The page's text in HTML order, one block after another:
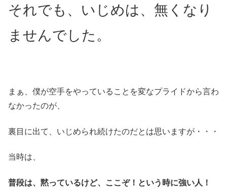
それでも、いじめは、無くなり
ませんでした。
まぁ、僕が空手をやっていることを変なプライドから言わ
なかったのが、
裏目に出て、いじめられ続けたのだとは思いますが・・・
当時は、
普段は、黙っているけど、ここぞ！という時に強い人！